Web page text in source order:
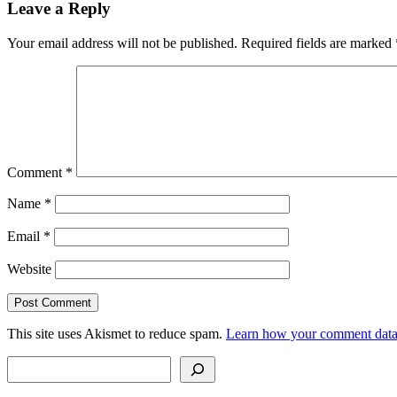
Leave a Reply
Your email address will not be published. Required fields are marked
Comment *
Name *
Email *
Website
This site uses Akismet to reduce spam. Learn how your comment